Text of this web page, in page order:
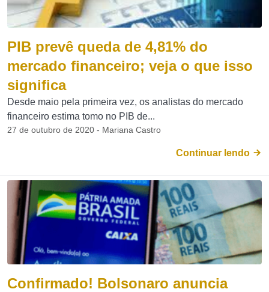
PIB prevê queda de 4,81% do
mercado financeiro; veja o que isso
significa
Desde maio pela primeira vez, os analistas do mercado
financeiro estima tomo no PIB de...
27 de outubro de 2020 - Mariana Castro
Continuar lendo
Confirmado! Bolsonaro anuncia